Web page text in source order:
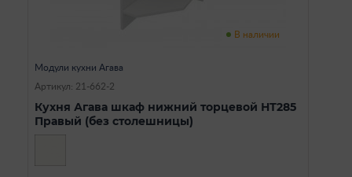
В наличии
Модули кухни Агава
Артикул: 21-662-2
Кухня Агава шкаф нижний торцевой НТ285
Правый (без столешницы)